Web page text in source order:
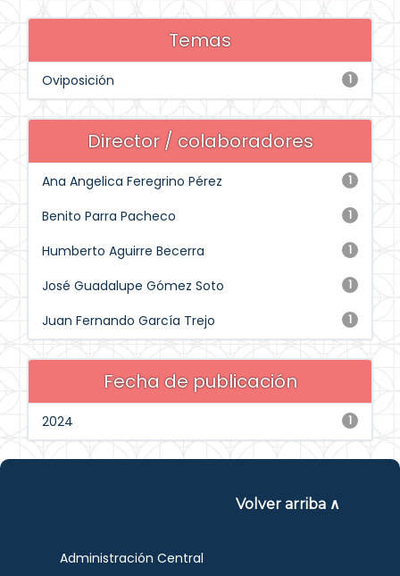
Temas
1
Oviposición
Director / colaboradores
1
Ana Angelica Feregrino Pérez
1
Benito Parra Pacheco
1
Humberto Aguirre Becerra
1
José Guadalupe Gómez Soto
1
Juan Fernando García Trejo
Fecha de publicación
1
2024
Volver arriba ∧
Administración Central